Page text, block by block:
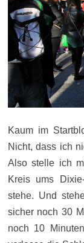
Kaum im
Nicht, dass ich
Also stelle ich
Kreis ums
stehe. Und
sicher noch 30
noch 10